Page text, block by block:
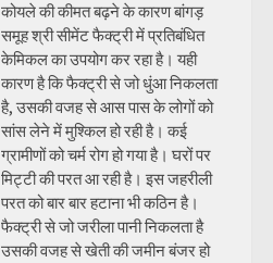
कोयले की कीमत बढ़ने के कारण बांगड़
समूह श्री सीमेंट फैक्ट्री में प्रतिबंधित
केमिकल का उपयोग कर रहा है। यही
कारण है कि फैक्ट्री से जो धुंआ निकलता
है, उसकी वजह से आस पास के लोगों को
सांस लेने में मुश्किल हो रही है। कई
ग्रामीणों को चर्म रोग हो गया है। घरों पर
मिट्टी की परत आ रही है। इस जहरीली
परत को बार बार हटाना भी कठिन है।
फैक्ट्री से जो जरीला पानी निकलता है
उसकी वजह से खेती की जमीन बंजर हो